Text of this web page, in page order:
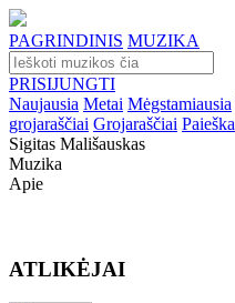
PAGRINDINIS MUZIKA
PRISIJUNGTI
Naujausia Metai Mėgstamiausia
grojaraščiai Grojaraščiai Paieška
Sigitas Mališauskas
Muzika
Apie
ATLIKĖJAI